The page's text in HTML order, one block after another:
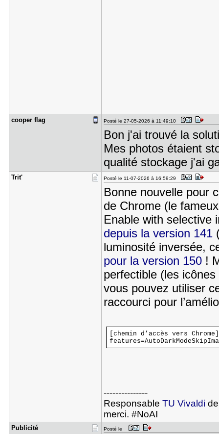
cooper fla​g Posté le 27-05-2026 à 11:49:10
Bon j'ai trouvé la
Mes photos étaient
qualité stockage j'ai
Trit' Posté le 11-07-2026 à 16:59:29
Bonne nouvelle pour
de Chrome (le
Enable with selective
depuis la version 141
luminosité inversée,
pour la version 150!
perfectible (les
vous pouvez utiliser
raccourci pour
[chemin d’accès vers
---------------
Responsable TU Vivaldi
merci. #NoAI
Publicité Posté le